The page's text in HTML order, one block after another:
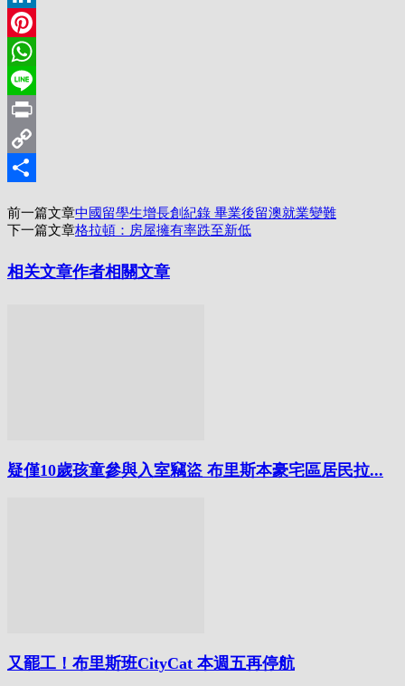
LinkedIn
Pinterest
WhatsApp
Line
Print
Copy
享
前一篇文章中國留學生增長創紀錄 畢業後留澳就業變難
下一篇文章格拉頓：房屋擁有率跌至新低
相关文章作者相關文章
疑僅10歲孩童參與入室竊盜 布里斯本豪宅區居民拉...
又罷工！布里斯班CityCat 本週五再停航